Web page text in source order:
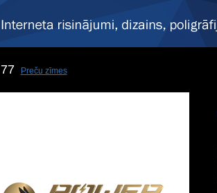
77 Preču zīmes